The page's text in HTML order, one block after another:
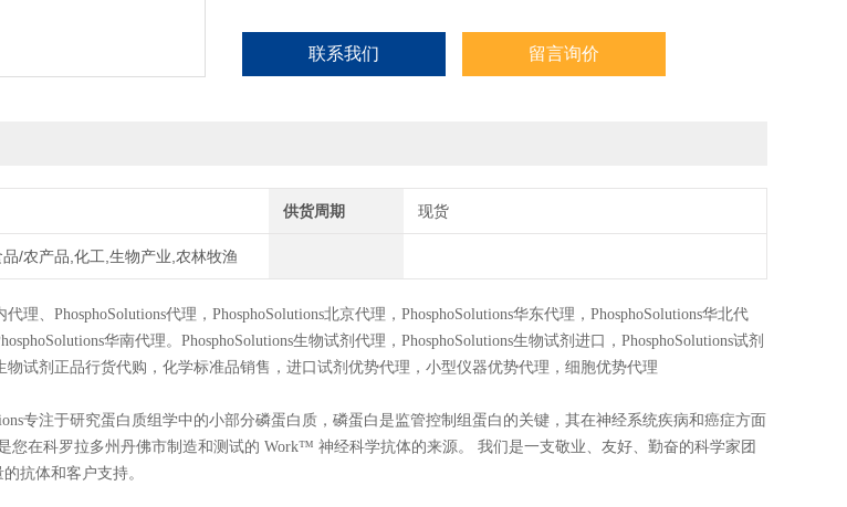
联系我们 留言询价
供货周期 现货
品/农产品,化工,生物产业,农林牧渔
代理、 PhosphoSolutions代理， PhosphoSolutions北京代理， PhosphoSolutions华东代理， PhosphoSolutions华北代
华南代理。 PhosphoSolutions生物试剂代理， PhosphoSolutions生物试剂进口， PhosphoSolutions试剂
物试剂正品行货代购，化学标准品销售，进口试剂优势代理，小型仪器优势代理，细胞优势代理
专注于研究蛋白质组学中的小部分磷蛋白质，磷蛋白是监管控制组蛋白的关键，其在神经系统疾病和癌症方面
您在科罗拉多州丹佛市制造和测试的 Work™ 神经科学抗体的来源。 我们是一支敬业、友好、勤奋的科学家团
抗体和客户支持。